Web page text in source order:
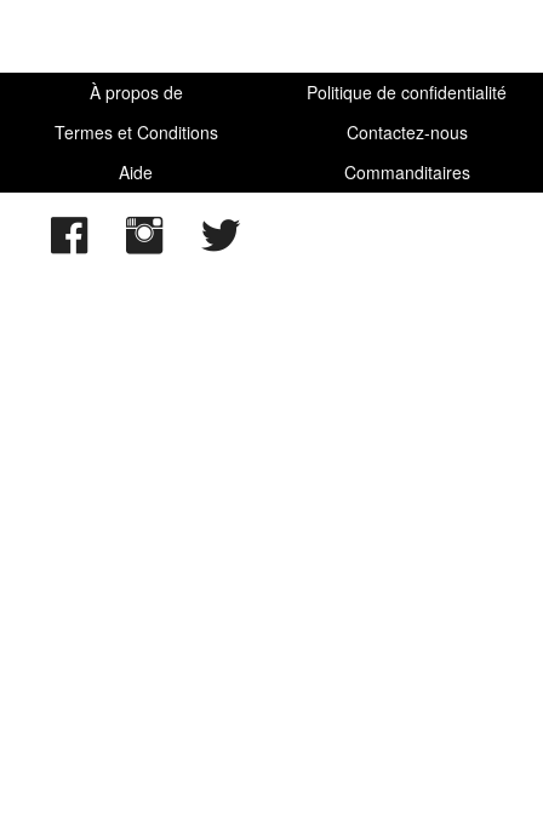
À propos de
Politique de confidentialité
Termes et Conditions
Contactez-nous
Aide
Commanditaires